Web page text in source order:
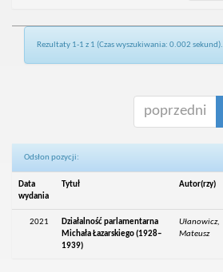
Rezultaty 1-1 z 1 (Czas wyszukiwania: 0.002 sekund).
poprzedni
Odsłon pozycji:
Data
wydania
Tytuł Autor(rzy)
2021
Działalność parlamentarna
Michała Łazarskiego (1928–
1939)
Ułanowicz,
Mateusz